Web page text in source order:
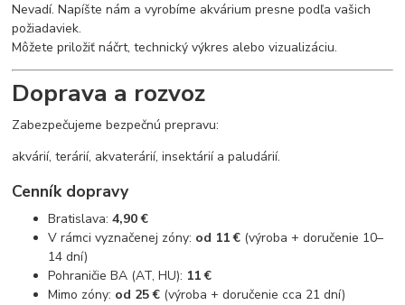
Nevadí. Napíšte nám a vyrobíme akvárium presne podľa vašich
požiadaviek.
Môžete priložiť náčrt, technický výkres alebo vizualizáciu.
Doprava a rozvoz
Zabezpečujeme bezpečnú prepravu:
akvárií, terárií, akvaterárií, insektárií a paludárií.
Cenník dopravy
Bratislava:4,90 €
V rámci vyznačenej zóny: od 11 € (výroba + doručenie 10–
14 dní)
Pohraničie BA (AT, HU): 11 €
Mimo zóny: od 25 € (výroba + doručenie cca 21 dní)